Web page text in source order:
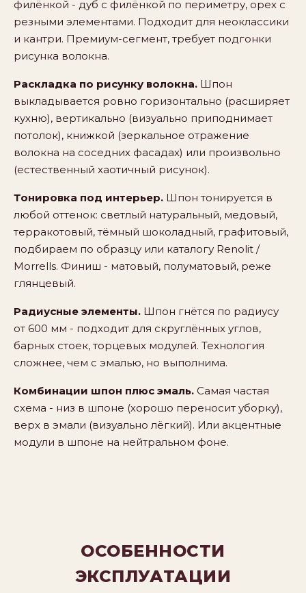
филёнкой - дуб с филёнкой по периметру, орех с
резными элементами. Подходит для неоклассики
и кантри. Премиум-сегмент, требует подгонки
рисунка волокна.
Раскладка по рисунку волокна. Шпон
выкладывается ровно горизонтально (расширяет
кухню), вертикально (визуально приподнимает
потолок), книжкой (зеркальное отражение
волокна на соседних фасадах) или произвольно
(естественный хаотичный рисунок).
Тонировка под интерьер. Шпон тонируется в
любой оттенок: светлый натуральный, медовый,
терракотовый, тёмный шоколадный, графитовый,
подбираем по образцу или каталогу Renolit /
Morrells. Финиш - матовый, полуматовый, реже
глянцевый.
Радиусные элементы. Шпон гнётся по радиусу
от 600 мм - подходит для скруглённых углов,
барных стоек, торцевых модулей. Технология
сложнее, чем с эмалью, но выполнима.
Комбинации шпон плюс эмаль. Самая частая
схема - низ в шпоне (хорошо переносит уборку),
верх в эмали (визуально лёгкий). Или акцентные
модули в шпоне на нейтральном фоне.
ОСОБЕННОСТИ
ЭКСПЛУАТАЦИИ